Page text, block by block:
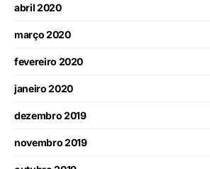
abril 2020
março 2020
fevereiro 2020
janeiro 2020
dezembro 2019
novembro 2019